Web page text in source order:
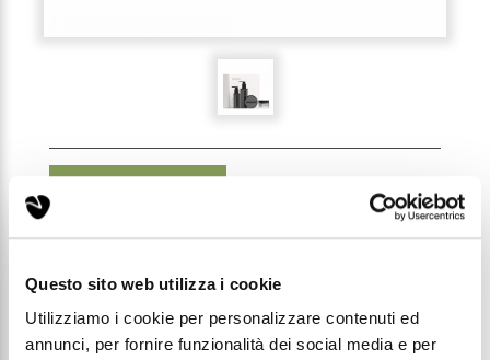
Questo sito web utilizza i cookie
Utilizziamo i cookie per personalizzare contenuti ed
annunci, per fornire funzionalità dei social media e per
MAN BUNDLE - DISCOVER
THE LINE + AGEREST